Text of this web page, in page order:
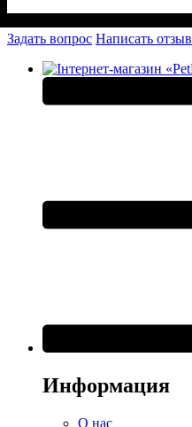
Задать вопрос Написать отзыв
Информация
О нас